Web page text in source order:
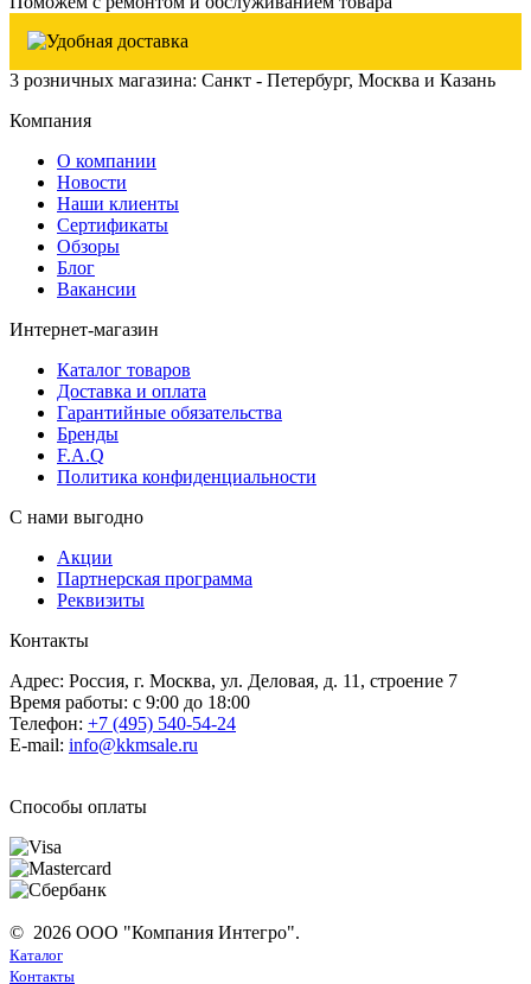
3 розничных магазина: Санкт - Петербург, Москва и Казань
Компания
О компании
Новости
Наши клиенты
Сертификаты
Обзоры
Блог
Вакансии
Интернет-магазин
Каталог товаров
Доставка и оплата
Гарантийные обязательства
Бренды
F.A.Q
Политика конфиденциальности
С нами выгодно
Акции
Партнерская программа
Реквизиты
Контакты
Адрес: Россия, г. Москва, ул. Деловая, д. 11, строение 7
Время работы: с 9:00 до 18:00
Телефон: +7 (495) 540-54-24
E-mail: info@kkmsale.ru
Способы оплаты
© 2026 ООО "Компания Интегро".
Каталог
Контакты